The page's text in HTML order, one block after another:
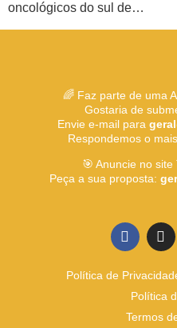
oncológicos do sul de…
🌈 Faz parte de uma
Gostaria de
Envie e-mail para
Respondemos o
🎯 Anuncie no
Peça a sua proposta:
Política de
Política
Termos